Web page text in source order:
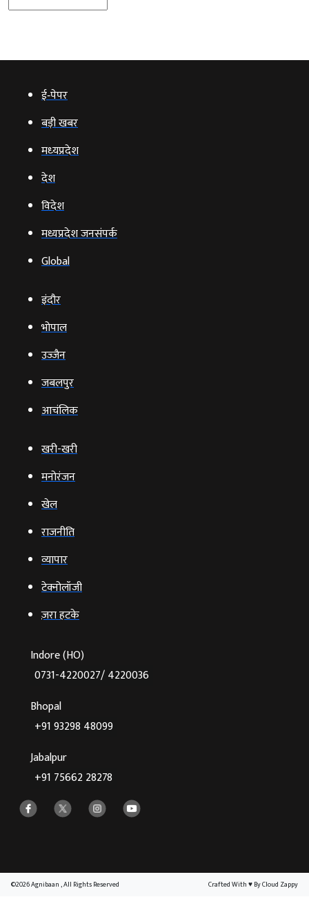
ई‑पेपर
बड़ी खबर
मध्‍यप्रदेश
देश
विदेश
मध्यप्रदेश जनसंपर्क
Global
इंदौर
भोपाल
उज्‍जैन
जबलपुर
आचंलिक
खरी-खरी
मनोरंजन
खेल
राजनीति
व्‍यापार
टेक्‍नोलॉजी
ज़रा हटके
Indore (HO)
0731-4220027/ 4220036
Bhopal
+91 93298 48099
Jabalpur
+91 75662 28278
©2026 Agnibaan , All Rights Reserved Crafted With♥By Cloud Zappy